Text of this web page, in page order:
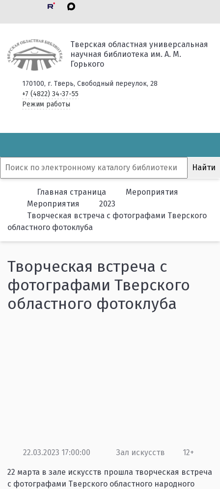
Тверская областная универсальная
научная библиотека им. А. М.
Горького
170100, г. Тверь, Свободный переулок, 28
+7 (4822) 34-37-55
Режим работы
Главная страница
Мероприятия
Мероприятия
2023
Творческая встреча с фотографами Тверского
областного фотоклуба
Творческая встреча с
фотографами Тверского
областного фотоклуба
22.03.2023 17:00:00 Зал искусств 12+
22 марта в зале искусств прошла творческая встреча
с фотографами Тверского областного народного